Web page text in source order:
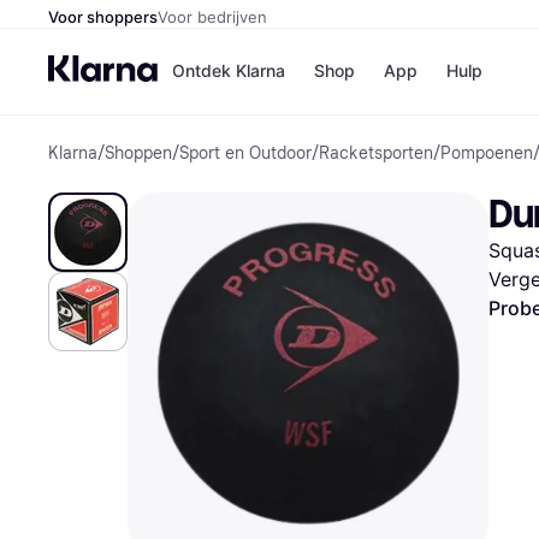
Voor shoppersVoor bedrijven
Ontdek Klarna Shop
Winkels
Bol
H&M
App Hulp
Klarna/Shoppen/Sport en Outdoor/Racketsporten/Pompoenen/